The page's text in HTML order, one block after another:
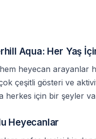
Aqua: Her Yaş
heyecan arayanlar
çeşitli gösteri ve
herkes için bir şeyler
Heyecanlar